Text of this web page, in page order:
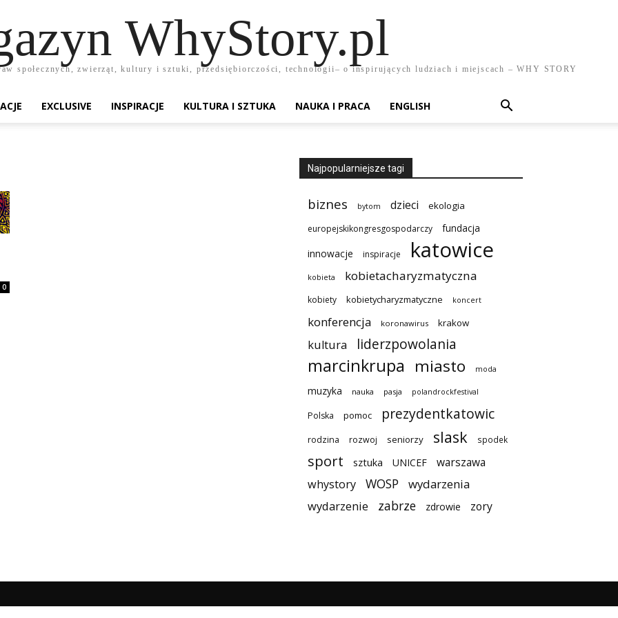
WhyStory.pl
społecznych, zwierząt, kultury i sztuki, przedsiębiorczości, technologii– o inspirujących ludziach i miejscach – WHY STORY
EXCLUSIVE INSPIRACJE KULTURA I SZTUKA NAUKA I PRACA ENGLISH
0
Najpopularniejsze tagi
biznes bytom dzieci ekologia
europejskikongresgospodarczy fundacja
innowacje inspiracje katowice
kobieta kobietacharyzmatyczna
kobiety kobietycharyzmatyczne koncert
konferencja koronawirus krakow
kultura liderzpowolania
marcinkrupa miasto moda
muzyka nauka pasja polandrockfestival
Polska pomoc prezydentkatowic
rodzina rozwoj seniorzy slask spodek
sport sztuka UNICEF
warszawa
whystory
WOSP
wydarzenia
wydarzenie
zabrze zdrowie zory